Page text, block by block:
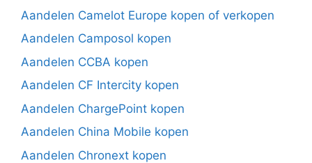
Aandelen Camelot Europe kopen of verkopen
Aandelen Camposol kopen
Aandelen CCBA kopen
Aandelen CF Intercity kopen
Aandelen ChargePoint kopen
Aandelen China Mobile kopen
Aandelen Chronext kopen